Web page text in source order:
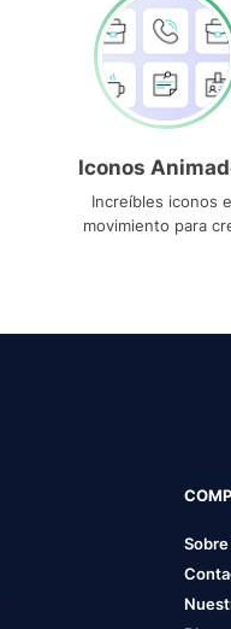
Iconos
Increíbles iconos
movimiento para